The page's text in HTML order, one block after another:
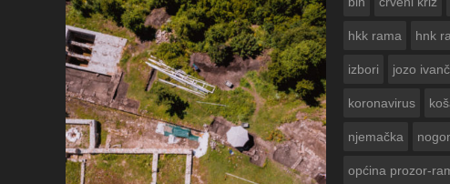
hkk rama hnk
izbori jozo
koronavirus
njemačka
općina prozor-